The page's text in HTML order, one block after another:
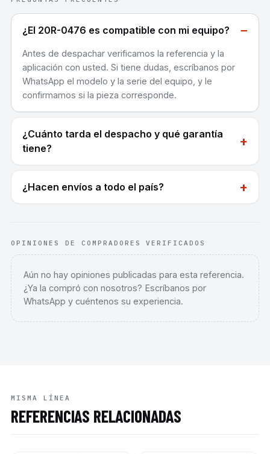
¿El 20R-0476 es compatible con mi equipo? −
Antes de despachar verificamos la referencia y la
aplicación con usted. Si tiene dudas, escríbanos por
WhatsApp el modelo y la serie del equipo, y le
confirmamos si la pieza corresponde.
¿Cuánto tarda el despacho y qué garantía
tiene?
+
¿Hacen envíos a todo el país? +
OPINIONES DE COMPRADORES VERIFICADOS
Aún no hay opiniones publicadas para esta referencia.
¿Ya la compró con nosotros? Escríbanos por
WhatsApp y cuéntenos su experiencia.
MISMA LÍNEA
REFERENCIAS RELACIONADAS